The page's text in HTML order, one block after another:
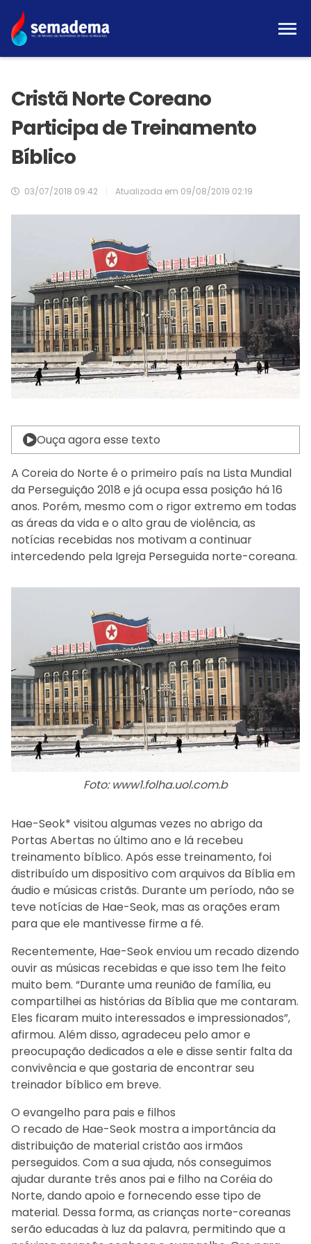
Cristã Norte Coreano
Participa de Treinamento
Bíblico
03/07/2018 09:42 Atualizada em 09/08/2019 02:19
Ouça agora esse texto
A Coreia do Norte é o primeiro país na Lista Mundial
da Perseguição 2018 e já ocupa essa posição há 16
anos. Porém, mesmo com o rigor extremo em todas
as áreas da vida e o alto grau de violência, as
notícias recebidas nos motivam a continuar
intercedendo pela Igreja Perseguida norte-coreana.
Foto: www1.folha.uol.com.b
Hae-Seok* visitou algumas vezes no abrigo da
Portas Abertas no último ano e lá recebeu
treinamento bíblico. Após esse treinamento, foi
distribuído um dispositivo com arquivos da Bíblia em
áudio e músicas cristãs. Durante um período, não se
teve notícias de Hae-Seok, mas as orações eram
para que ele mantivesse firme a fé.
Recentemente, Hae-Seok enviou um recado dizendo
ouvir as músicas recebidas e que isso tem lhe feito
muito bem. “Durante uma reunião de família, eu
compartilhei as histórias da Bíblia que me contaram.
Eles ficaram muito interessados e impressionados”,
afirmou. Além disso, agradeceu pelo amor e
preocupação dedicados a ele e disse sentir falta da
convivência e que gostaria de encontrar seu
treinador bíblico em breve.
O evangelho para pais e filhos
O recado de Hae-Seok mostra a importância da
distribuição de material cristão aos irmãos
perseguidos. Com a sua ajuda, nós conseguimos
ajudar durante três anos pai e filho na Coréia do
Norte, dando apoio e fornecendo esse tipo de
material. Dessa forma, as crianças norte-coreanas
serão educadas à luz da palavra, permitindo que a